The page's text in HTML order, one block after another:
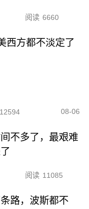
阅读 6660
西方都不淡定了
12594 08-06
不多了，最艰难
阅读 11085
路，波斯都不